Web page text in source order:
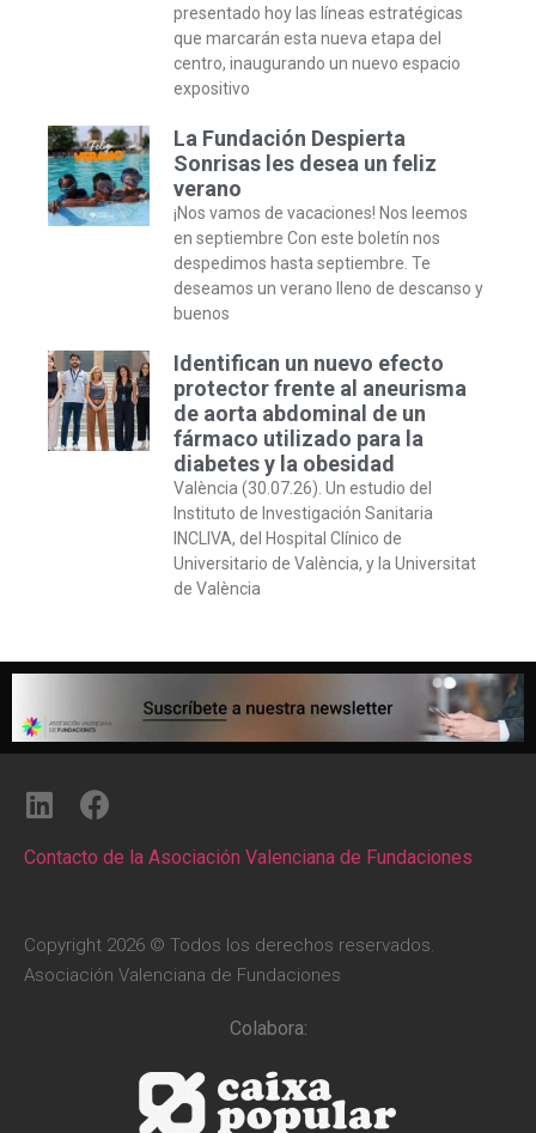
presentado hoy las líneas estratégicas
que marcarán esta nueva etapa del
centro, inaugurando un nuevo espacio
expositivo
La Fundación Despierta
Sonrisas les desea un feliz
verano
¡Nos vamos de vacaciones! Nos leemos
en septiembre Con este boletín nos
despedimos hasta septiembre. Te
deseamos un verano lleno de descanso y
buenos
Identifican un nuevo efecto
protector frente al aneurisma
de aorta abdominal de un
fármaco utilizado para la
diabetes y la obesidad
València (30.07.26). Un estudio del
Instituto de Investigación Sanitaria
INCLIVA, del Hospital Clínico de
Universitario de València, y la Universitat
de València
Contacto de la Asociación Valenciana de Fundaciones
Copyright 2026 © Todos los derechos reservados.
Asociación Valenciana de Fundaciones
Colabora: